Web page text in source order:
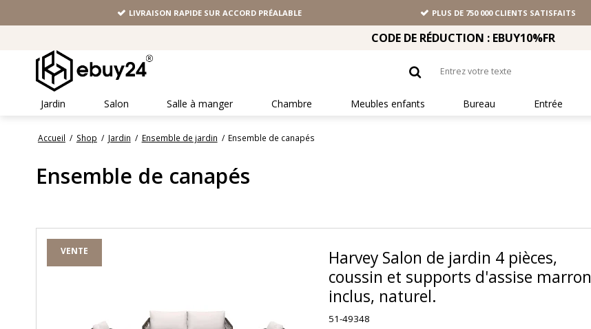
LIVRAISON RAPIDE SUR ACCORD PRÉALABLE PLUS DE 750 000 CLIENTS SATISFAITS
CODE DE RÉDUCTION : EBUY10%FR
Jardin Salon Salle à manger Chambre Meubles enfants Bureau Entrée
Accueil / Shop / Jardin / Ensemble de jardin / Ensemble de canapés
Ensemble de canapés
VENTE
Harvey Salon de jardin 4 pièces,
coussin et supports d'assise marron
inclus, naturel.
51-49348